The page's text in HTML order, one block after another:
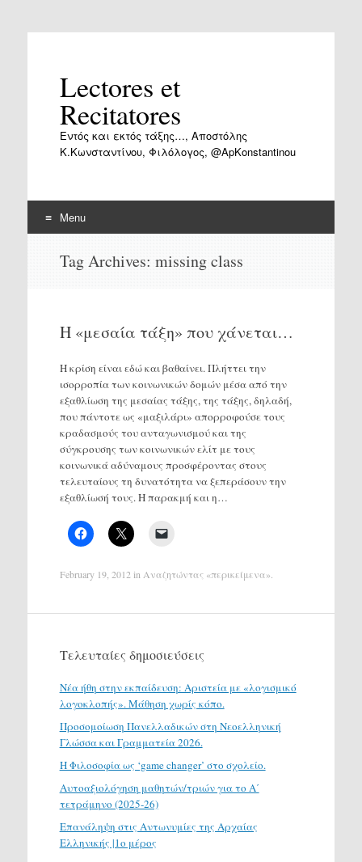
Lectores et
Recitatores
Εντός και εκτός τάξης…, Αποστόλης
Κ.Κωνσταντίνου, Φιλόλογος, @ApKonstantinou
Menu
Tag Archives: missing class
Η «μεσαία τάξη» που χάνεται…
Η κρίση είναι εδώ και βαθαίνει. Πλήττει την
ισορροπία των κοινωνικών δομών μέσα από την
εξαθλίωση της μεσαίας τάξης, της τάξης, δηλαδή,
που πάντοτε ως «μαξιλάρι» απορροφούσε τους
κραδασμούς του ανταγωνισμού και της
σύγκρουσης των κοινωνικών ελίτ με τους
κοινωνικά αδύναμους προσφέροντας στους
τελευταίους τη δυνατότητα να ξεπεράσουν την
εξαθλίωσή τους. Η παρακμή και η…
February 19, 2012 in Αναζητώντας «περικείμενα»
Τελευταίες δημοσιεύσεις
Νέα ήθη στην εκπαίδευση: Αριστεία με «λογισμικό
λογοκλοπής». Μάθηση χωρίς κόπο.
Προσομοίωση Πανελλαδικών στη Νεοελληνική
Γλώσσα και Γραμματεία 2026.
H Φιλοσοφία ως ‘game changer’ στο σχολείο.
Αυτοαξιολόγηση μαθητών/τριών για το Α΄
τετράμηνο (2025-26)
Επανάληψη στις Αντωνυμίες της Αρχαίας
Ελληνικής |1ο μέρος